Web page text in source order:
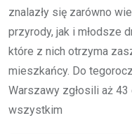
znalazły się zarówno
przyrody, jak i młodsze
które z nich otrzyma
mieszkańcy. Do
Warszawy zgłosili aż
wszystkim